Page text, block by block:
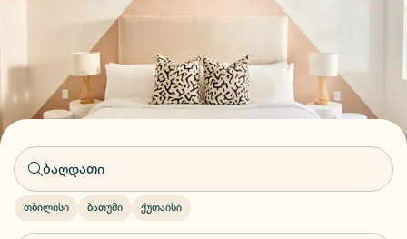
თბილისი ბათუმი ქუთაისი